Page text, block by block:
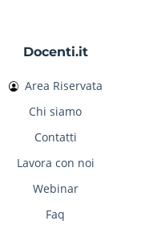
Docenti.it
Area Riservata
Chi siamo
Contatti
Lavora con noi
Webinar
Faq